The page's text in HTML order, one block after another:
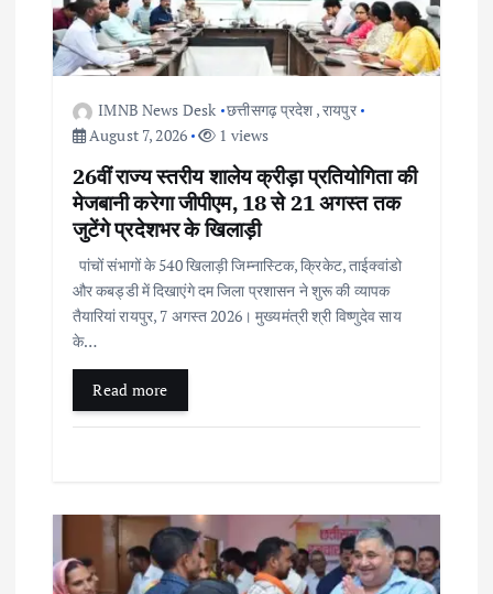
IMNB News Desk छत्तीसगढ़ प्रदेश ,रायपुर
August 7, 2026
1 views
26वीं राज्य स्तरीय शालेय क्रीड़ा प्रतियोगिता की
मेजबानी करेगा जीपीएम, 18 से 21 अगस्त तक
जुटेंगे प्रदेशभर के खिलाड़ी
पांचों संभागों के 540 खिलाड़ी जिम्नास्टिक, क्रिकेट, ताईक्वांडो
और कबड्डी में दिखाएंगे दम जिला प्रशासन ने शुरू की व्यापक
तैयारियां रायपुर, 7 अगस्त 2026। मुख्यमंत्री श्री विष्णुदेव साय
के…
Read more